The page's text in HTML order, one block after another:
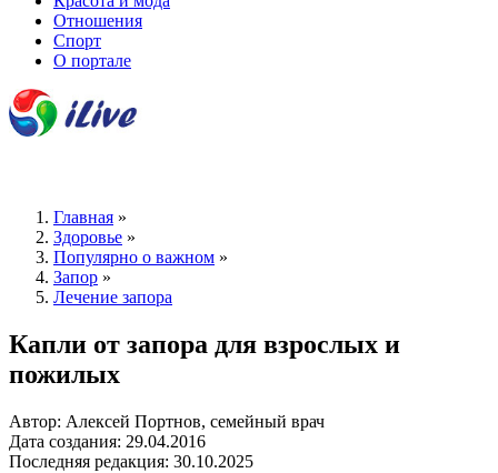
Отношения
Спорт
О портале
Главная »
Здоровье »
Популярно о важном »
Запор »
Лечение запора
Капли от запора для взрослых и
пожилых
Автор: Алексей Портнов, семейный врач
Дата создания: 29.04.2016
Последняя редакция: 30.10.2025